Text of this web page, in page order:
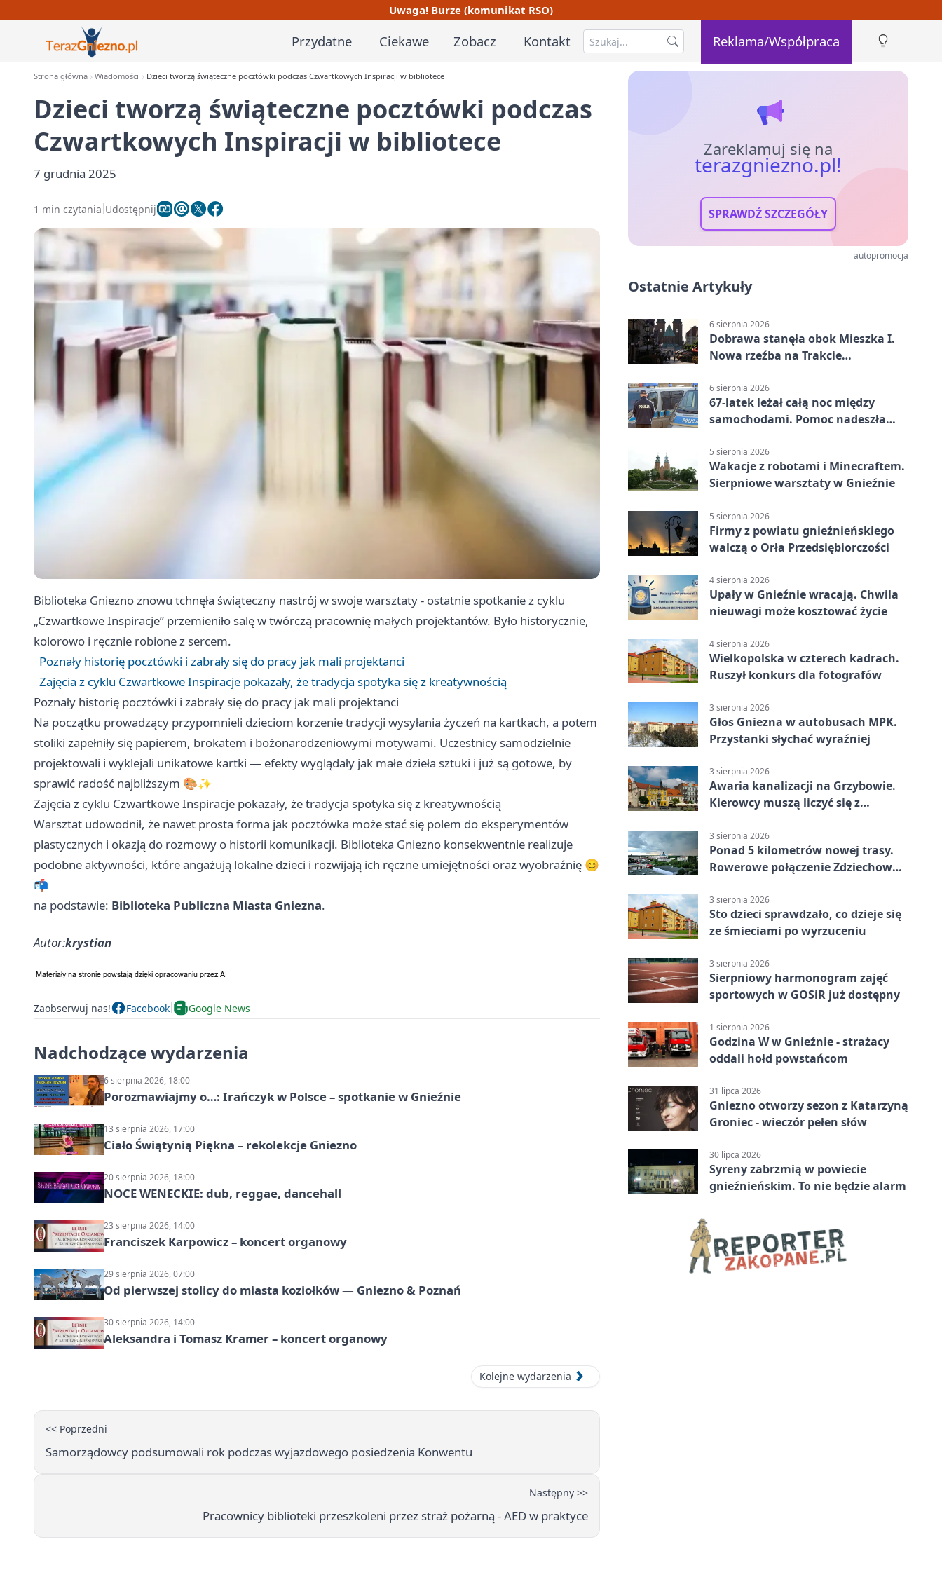
Uwaga! Burze (komunikat RSO)
Przydatne Ciekawe Zobacz Kontakt Reklama/Współpraca
Strona główna Wiadomości Dzieci tworzą świąteczne pocztówki podczas Czwartkowych Inspiracji w bibliotece
Dzieci tworzą świąteczne pocztówki podczas
Czwartkowych Inspiracji w bibliotece
7 grudnia 2025
1 min czytania Udostępnij
Biblioteka Gniezno znowu tchnęła świąteczny nastrój w swoje warsztaty - ostatnie spotkanie z cyklu
„Czwartkowe Inspiracje” przemieniło salę w twórczą pracownię małych projektantów. Było historycznie,
kolorowo i ręcznie robione z sercem.
Poznały historię pocztówki i zabrały się do pracy jak mali projektanci
Zajęcia z cyklu Czwartkowe Inspiracje pokazały, że tradycja spotyka się z kreatywnością
Poznały historię pocztówki i zabrały się do pracy jak mali projektanci
Na początku prowadzący przypomnieli dzieciom korzenie tradycji wysyłania życzeń na kartkach, a potem
stoliki zapełniły się papierem, brokatem i bożonarodzeniowymi motywami. Uczestnicy samodzielnie
projektowali i wyklejali unikatowe kartki — efekty wyglądały jak małe dzieła sztuki i już są gotowe, by
sprawić radość najbliższym 🎨✨
Zajęcia z cyklu Czwartkowe Inspiracje pokazały, że tradycja spotyka się z kreatywnością
Warsztat udowodnił, że nawet prosta forma jak pocztówka może stać się polem do eksperymentów
plastycznych i okazją do rozmowy o historii komunikacji. Biblioteka Gniezno konsekwentnie realizuje
podobne aktywności, które angażują lokalne dzieci i rozwijają ich ręczne umiejętności oraz wyobraźnię 😊
📬
na podstawie: Biblioteka Publiczna Miasta Gniezna.
Autor:krystian
Zaobserwuj nas! Facebook Google News
Nadchodzące wydarzenia
6 sierpnia 2026, 18:00
Porozmawiajmy o…: Irańczyk w Polsce – spotkanie w Gnieźnie
13 sierpnia 2026, 17:00
Ciało Świątynią Piękna – rekolekcje Gniezno
20 sierpnia 2026, 18:00
NOCE WENECKIE: dub, reggae, dancehall
23 sierpnia 2026, 14:00
Franciszek Karpowicz – koncert organowy
29 sierpnia 2026, 07:00
Od pierwszej stolicy do miasta koziołków — Gniezno & Poznań
30 sierpnia 2026, 14:00
Aleksandra i Tomasz Kramer – koncert organowy
Kolejne wydarzenia
<< Poprzedni
Samorządowcy podsumowali rok podczas wyjazdowego posiedzenia Konwentu
Następny >>
Pracownicy biblioteki przeszkoleni przez straż pożarną - AED w praktyce
Zareklamuj się na
terazgniezno.pl!
SPRAWDŹ SZCZEGÓŁY
autopromocja
Ostatnie Artykuły
6 sierpnia 2026
Dobrawa stanęła obok Mieszka I.
Nowa rzeźba na Trakcie
6 sierpnia 2026
67-latek leżał całą noc między
samochodami. Pomoc nadeszła
5 sierpnia 2026
Wakacje z robotami i Minecraftem.
Sierpniowe warsztaty w Gnieźnie
5 sierpnia 2026
Firmy z powiatu gnieźnieńskiego
walczą o Orła Przedsiębiorczości
4 sierpnia 2026
Upały w Gnieźnie wracają. Chwila
nieuwagi może kosztować życie
4 sierpnia 2026
Wielkopolska w czterech kadrach.
Ruszył konkurs dla fotografów
3 sierpnia 2026
Głos Gniezna w autobusach MPK.
Przystanki słychać wyraźniej
3 sierpnia 2026
Awaria kanalizacji na Grzybowie.
Kierowcy muszą liczyć się z
3 sierpnia 2026
Ponad 5 kilometrów nowej trasy.
Rowerowe połączenie Zdziechowa z
3 sierpnia 2026
Sto dzieci sprawdzało, co dzieje się
ze śmieciami po wyrzuceniu
3 sierpnia 2026
Sierpniowy harmonogram zajęć
sportowych w GOSiR już dostępny
1 sierpnia 2026
Godzina W w Gnieźnie - strażacy
oddali hołd powstańcom
31 lipca 2026
Gniezno otworzy sezon z Katarzyną
Groniec - wieczór pełen słów
30 lipca 2026
Syreny zabrzmią w powiecie
gnieźnieńskim. To nie będzie alarm